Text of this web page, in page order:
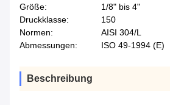
Größe:
1/8" bis 4"
Druckklasse:
150
Normen:
AISI 304/L
Abmessungen:
ISO 49-1994 (E)
Beschreibung